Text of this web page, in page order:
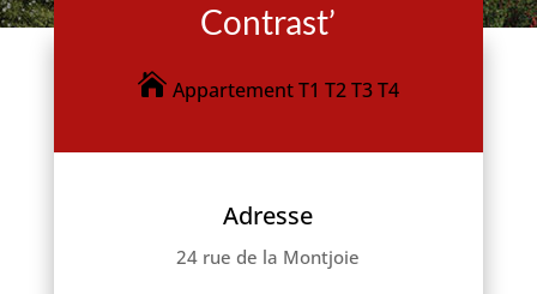
Contrast’
Appartement T1 T2 T3 T4
Adresse
24 rue de la Montjoie